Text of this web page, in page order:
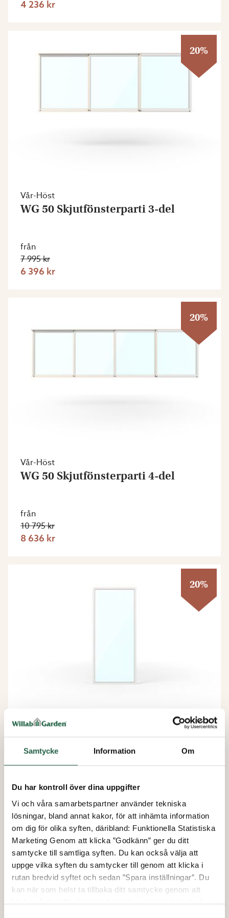
Samtycke Information Om
Du har kontroll över dina uppgifter
Vi och våra samarbetspartner använder tekniska
lösningar, bland annat kakor, för att inhämta information
om dig för olika syften, däribland: Funktionella Statistiska
Marketing Genom att klicka ”Godkänn” ger du ditt
samtycke till samtliga syften. Du kan också välja att
uppge vilka syften du samtycker till genom att klicka i
rutan bredvid syftet och sedan ”Spara inställningar”. Du
kan när som helst ta tillbaka ditt samtycke genom att
klicka på den lilla ikonen i det nedre vänstra hörnet på
4 236 kr
20%
Vår-Höst
WG 50 Skjutfönsterparti 3-del
från
7 995 kr
6 396 kr
20%
Vår-Höst
WG 50 Skjutfönsterparti 4-del
från
10 795 kr
8 636 kr
20%
Vår-Höst
1 795 kr
1 436 kr
20%